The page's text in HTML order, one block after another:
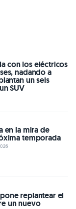
con los eléctricos
nadando a
un seis
SUV
en la mira de
temporada
replantear el
un nuevo